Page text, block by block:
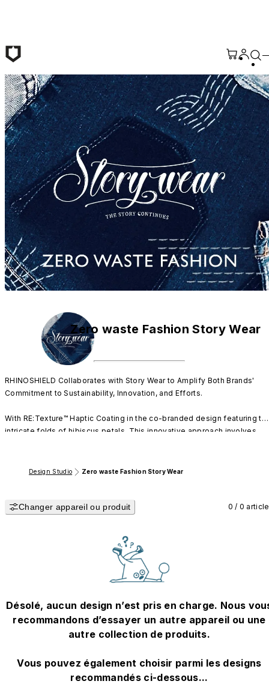
Zero waste Fashion Story Wear
RHINOSHIELD Collaborates with Story Wear to Amplify Both Brands'
Commitment to Sustainability, Innovation, and Efforts.
With RE:Texture™ Haptic Coating in the co-branded design featuring
intricate folds of hibiscus petals. This innovative approach involves
for the season.
Wear F/W fashion show, styled with various outfits on models,
Design Studio Zero waste Fashion Story Wear
Changer appareil ou produit 0 / 0
Désolé, aucun design n’est pris en charge. Nous
recommandons d’essayer un autre appareil ou une
autre collection de produits.
Vous pouvez également choisir parmi les designs
recommandés ci-dessous...